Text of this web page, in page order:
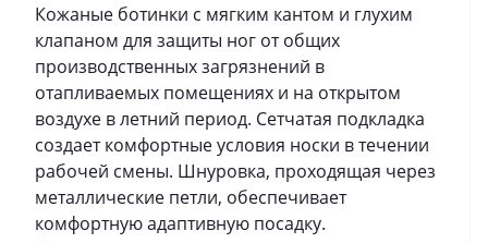
Кожаные ботинки с мягким кантом и глухим
клапаном для защиты ног от общих
производственных загрязнений в
отапливаемых помещениях и на открытом
воздухе в летний период. Сетчатая подкладка
создает комфортные условия носки в течении
рабочей смены. Шнуровка, проходящая через
металлические петли, обеспечивает
комфортную адаптивную посадку.